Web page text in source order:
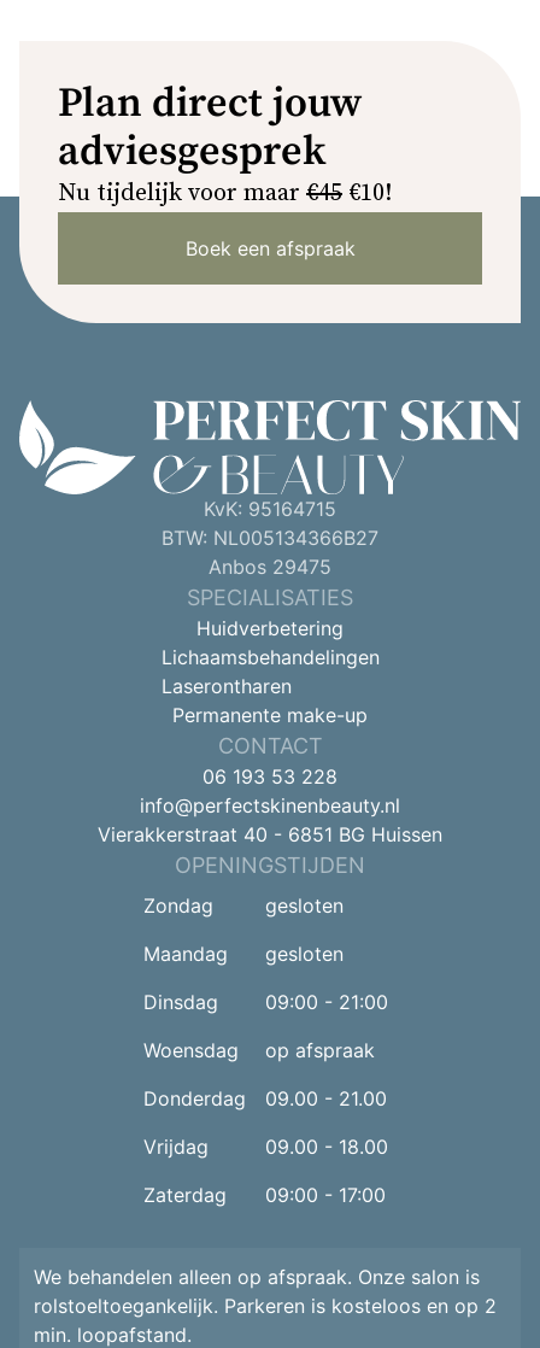
Plan direct jouw
adviesgesprek
Nu tijdelijk voor maar €45 €10!
Boek een afspraak
KvK: 95164715
BTW: NL005134366B27
Anbos 29475
SPECIALISATIES
Huidverbetering
Lichaamsbehandelingen
Laserontharen
Permanente make-up
CONTACT
06 193 53 228
info@perfectskinenbeauty.nl
Vierakkerstraat 40 - 6851 BG Huissen
OPENINGSTIJDEN
Zondag
gesloten
Maandag
gesloten
Dinsdag
09:00 - 21:00
Woensdag
op afspraak
Donderdag
09.00 - 21.00
Vrijdag
09.00 - 18.00
Zaterdag
09:00 - 17:00
We behandelen alleen op afspraak. Onze salon is
rolstoeltoegankelijk. Parkeren is kosteloos en op 2
min. loopafstand.